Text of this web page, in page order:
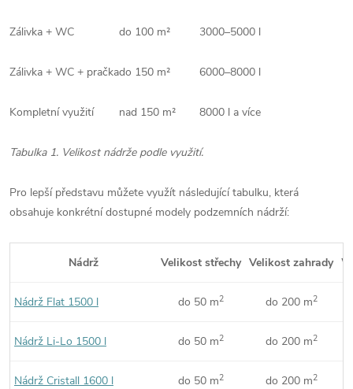
Zálivka + WC do 100 m² 3000–5000 l
Zálivka + WC + pračkado 150 m² 6000–8000 l
Kompletní využití nad 150 m² 8000 l a více
Tabulka 1. Velikost nádrže podle využití.
Pro lepší představu můžete využít následující tabulku, která
obsahuje konkrétní dostupné modely podzemních nádrží:
Nádrž Velikost střechy Velikost zahrady
Nádrž Flat 1500 l do 50 m2 do 200 m2
Nádrž Li-Lo 1500 l do 50 m2 do 200 m2
Nádrž Cristall 1600 l do 50 m2 do 200 m2